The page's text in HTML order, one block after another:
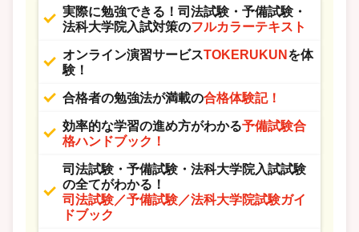
実際に勉強できる！司法試験・予備試験・
法科大学院入試対策のフルカラーテキスト
オンライン演習サービスTOKERUKUN を体
験！
合格者の勉強法が満載の合格体験記！
効率的な学習の進め方がわかる予備試験合
格ハンドブック！
司法試験・予備試験・法科大学院入試試験
の全てがわかる！
司法試験／予備試験／法科大学院試験ガイ
ドブック